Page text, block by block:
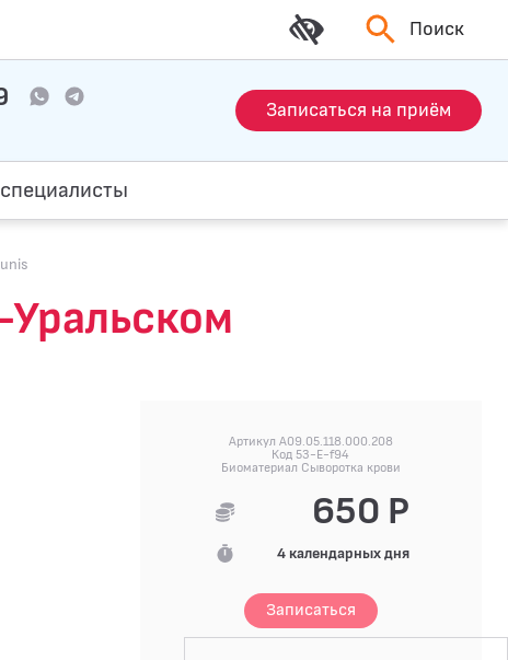
Поиск
Записаться на приём
Артикул A09.05.118.000.208
Код 53-E-f94
Биоматериал Сыворотка крови
650 Р
4 календарных дня
Записаться